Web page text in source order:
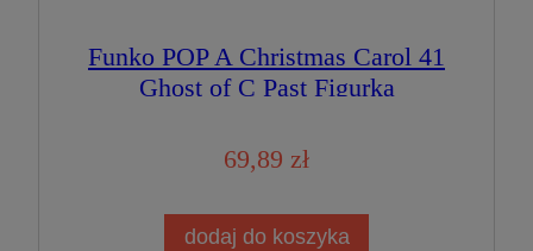
Funko POP A Christmas Carol 41
Ghost of C Past Figurka
69,89 zł
dodaj do koszyka